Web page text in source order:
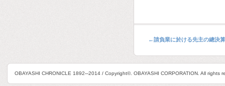
←請負業に於ける先主の總決
OBAYASHI CHRONICLE 1892─2014 / Copyright©. OBAYASHI CORPORATION. All rights